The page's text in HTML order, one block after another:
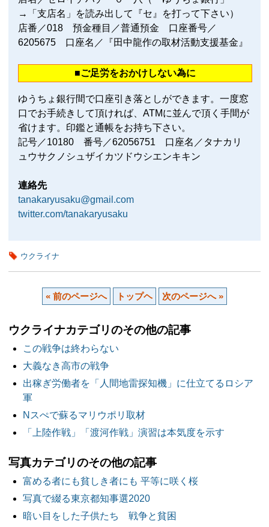
→「支店名」を読み出して『セ』を打って下さい）
店番／018 預金種目／普通預金 口座番号／
6205675 口座名／『田中龍作の取材活動支援基金』
■ご足労をおかけしない為に
ゆうちょ銀行間で口座引き落としができます。一度窓
口でお手続きして頂ければ、ATMに並んで頂く手間が
省けます。印鑑と通帳をお持ち下さい。
記号／10180 番号／62056751 口座名／タナカリ
ュウサクノシュザイカツドウシエンキキン
連絡先
tanakaryusaku@gmail.com
twitter.com/tanakaryusaku
ウクライナ
« 前のページへ トップヘ 次のページへ »
ウクライナカテゴリのその他の記事
この戦争は終わらない
大義なき高市の戦争
出稼ぎ労働者を「人間地雷探知機」に仕立てるロシア
軍
Nスぺで蘇るマリウポリ取材
「上陸作戦」「渡河作戦」演習は本気度を示す
写真カテゴリのその他の記事
富める者にも貧しき者にも 平等に咲く桜
写真で綴る東京都知事選2020
暗い目をした子供たち 戦争と貧困